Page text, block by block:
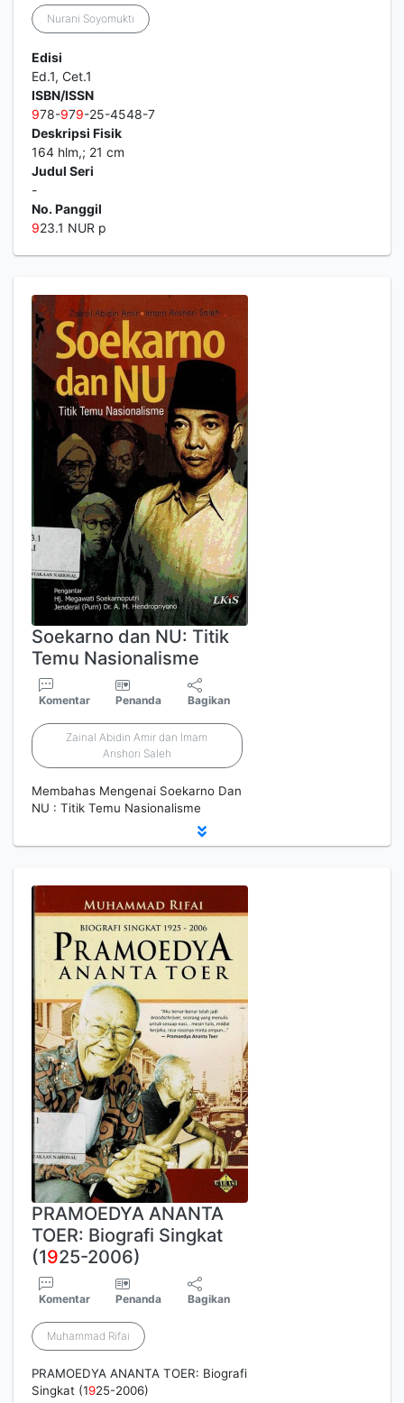
Nurani Soyomukti
Edisi
Ed.1, Cet.1
ISBN/ISSN
978-979-25-4548-7
Deskripsi Fisik
164 hlm,; 21 cm
Judul Seri
-
No. Panggil
923.1 NUR p
Soekarno dan NU: Titik
Temu Nasionalisme
Komentar Penanda Bagikan
Zainal Abidin Amir dan Imam
Anshori Saleh
Membahas Mengenai Soekarno Dan
NU : Titik Temu Nasionalisme
PRAMOEDYA ANANTA
TOER: Biografi Singkat
(1925-2006)
Komentar Penanda Bagikan
Muhammad Rifai
PRAMOEDYA ANANTA TOER: Biografi
Singkat (1925-2006)